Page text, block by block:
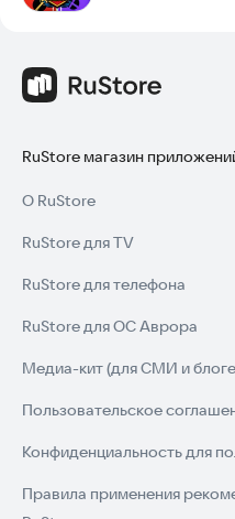
RuStore магазин
О RuStore
RuStore для TV
RuStore для телефона
RuStore для ОС Аврора
Медиа-кит (для СМИ и
Пользовательское
Конфиденциальность для
Правила применения